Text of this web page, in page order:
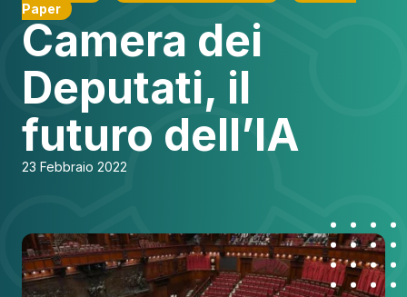
Paper
Camera dei
Deputati, il
futuro dell’IA
23 Febbraio 2022